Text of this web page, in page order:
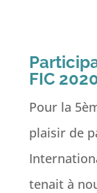
FIC
Pour la
plaisir de
tenait à